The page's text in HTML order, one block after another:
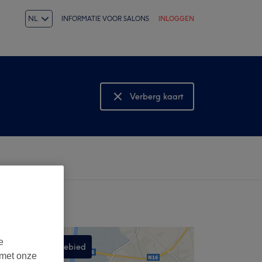
NL INFORMATIE VOOR SALONS INLOGGEN
Verberg kaart
Bekijk kaart
Zoek in dit gebied
onze